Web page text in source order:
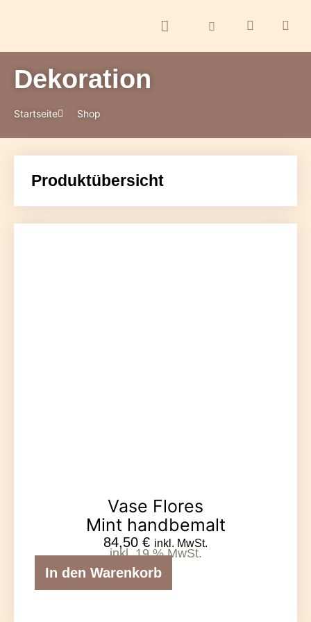
Dekoration
Startseite Shop
Produktübersicht
Vase Flores
Mint handbemalt
84,50 € inkl. MwSt.
inkl. 19 % MwSt.
In den Warenkorb